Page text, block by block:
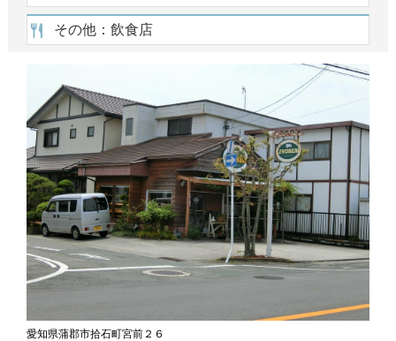
その他：飲食店
愛知県蒲郡市拾石町宮前２６